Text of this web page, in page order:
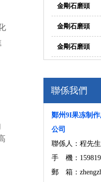
金剛石磨頭
金剛石磨頭
金剛石磨頭
聯係我們
鄭州9I果冻制
公司
聯係人：程先生
手 機：
郵 箱：